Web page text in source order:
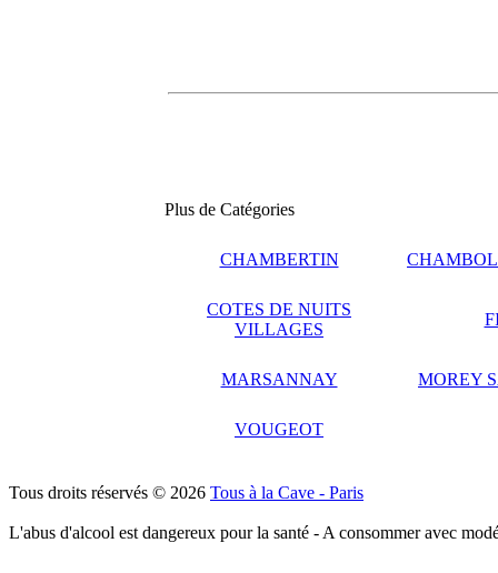
Plus de Catégories
CHAMBERTIN
COTES DE NUITS
VILLAGES
MARSANNAY MOREY
VOUGEOT
Tous droits réservés © 2026 Tous à la Cave - Paris
L'abus d'alcool est dangereux pour la santé - A consommer avec